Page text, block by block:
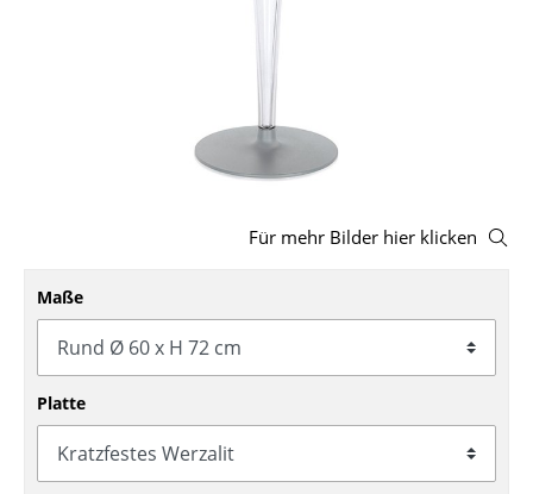
Bürodrehstühle
Bürosessel
Einzelteile
Für mehr Bilder hier klicken
Maße
Platte